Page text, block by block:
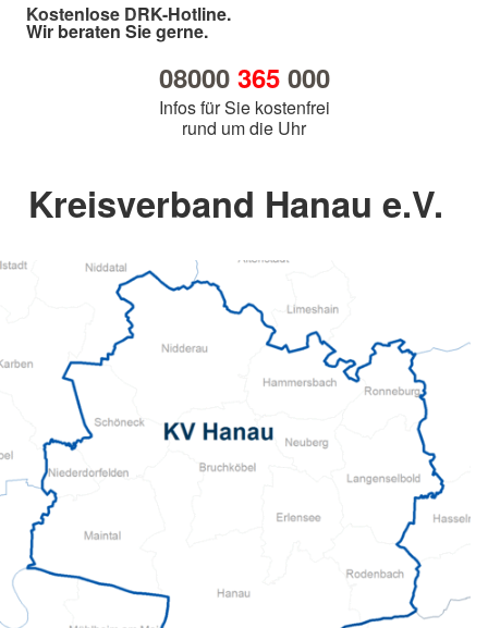
Kostenlose DRK-Hotline.
Wir beraten Sie gerne.
08000 365000
Infos für Sie kostenfrei
rund um die Uhr
Kreisverband Hanau e.V.